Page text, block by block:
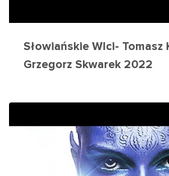
Słowiańskie WIci- Tomasz
Grzegorz Skwarek 2022